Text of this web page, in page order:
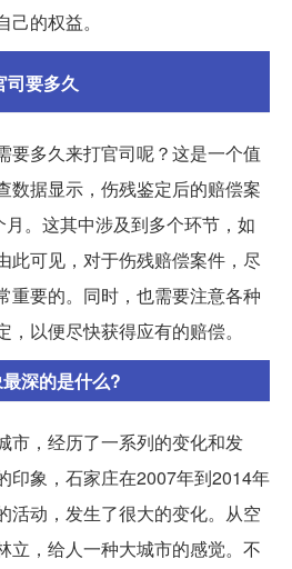
的权益。
司要多久
要多久来打官司呢？这是一个值
数据显示，伤残鉴定后的赔偿案
。这其中涉及到多个环节，如
此可见，对于伤残赔偿案件，尽
重要的。同时，也需要注意各种
以便尽快获得应有的赔偿。
深的是什么?
市，经历了一系列的变化和发
印象，石家庄在2007年到2014年
活动，发生了很大的变化。从空
立，给人一种大城市的感觉。不